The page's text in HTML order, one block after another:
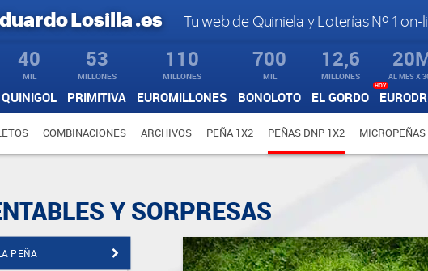
Losilla.es Tu web de Quiniela y Loterías Nº 1 on-
40
MIL
QUINIGOL
53
MILLONES
PRIMITIVA
110
MILLONES
EUROMILLONES
700
MIL
BONOLOTO
12,6
MILLONES
EL GORDO
AL MES X
HOY
COMBINACIONES ARCHIVOS PEÑA 1X2 PEÑAS DNP 1X2 MICROPEÑAS
Y SORPRESAS
PEÑA